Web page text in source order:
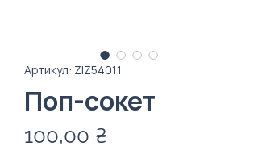
Артикул: ZIZ54011
Поп-сокет
100,00 ₴